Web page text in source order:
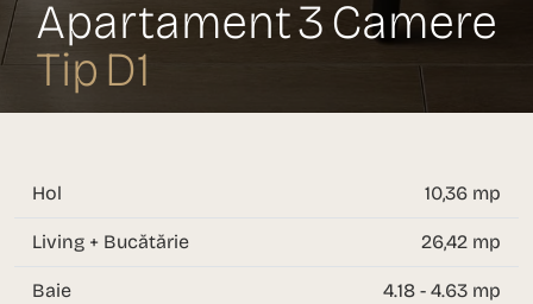
Apartament 3 Camere
Tip D1
Hol 10,36 mp
Living + Bucătărie 26,42 mp
Baie 4.18 - 4.63 mp